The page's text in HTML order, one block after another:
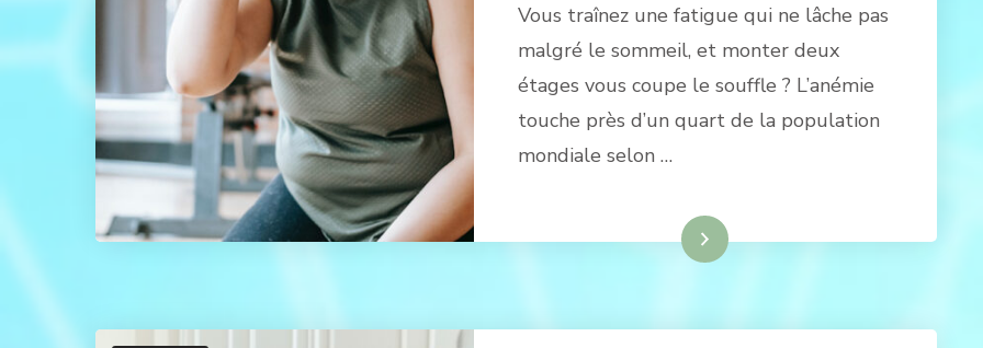
SI
SOUFFREZ
D’ANÉMIE
SYMPTÔMES,
Vous traînez une fatigue qui ne lâche pas
malgré le sommeil, et monter deux
étages vous coupe le souffle ? L’anémie
touche près d’un quart de la population
mondiale selon …
Lire la suite